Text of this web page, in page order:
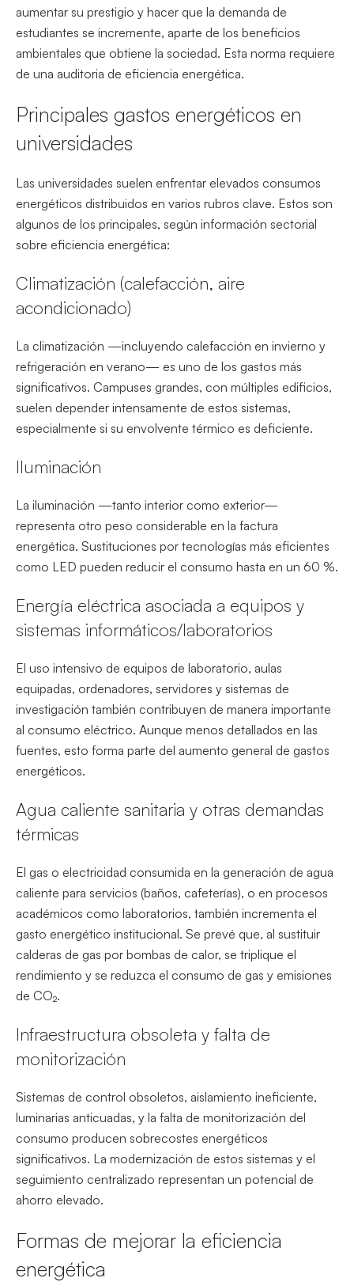
aumentar su prestigio y hacer que la demanda de
estudiantes se incremente, aparte de los beneficios
ambientales que obtiene la sociedad. Esta norma requiere
de una auditoria de eficiencia energética.
Principales gastos energéticos en
universidades
Las universidades suelen enfrentar elevados consumos
energéticos distribuidos en varios rubros clave. Estos son
algunos de los principales, según información sectorial
sobre eficiencia energética:
Climatización (calefacción, aire
acondicionado)
La climatización —incluyendo calefacción en invierno y
refrigeración en verano— es uno de los gastos más
significativos. Campuses grandes, con múltiples edificios,
suelen depender intensamente de estos sistemas,
especialmente si su envolvente térmico es deficiente.
Iluminación
La iluminación —tanto interior como exterior—
representa otro peso considerable en la factura
energética. Sustituciones por tecnologías más eficientes
como LED pueden reducir el consumo hasta en un 60 %.
Energía eléctrica asociada a equipos y
sistemas informáticos/laboratorios
El uso intensivo de equipos de laboratorio, aulas
equipadas, ordenadores, servidores y sistemas de
investigación también contribuyen de manera importante
al consumo eléctrico. Aunque menos detallados en las
fuentes, esto forma parte del aumento general de gastos
energéticos.
Agua caliente sanitaria y otras demandas
térmicas
El gas o electricidad consumida en la generación de agua
caliente para servicios (baños, cafeterías), o en procesos
académicos como laboratorios, también incrementa el
gasto energético institucional. Se prevé que, al sustituir
calderas de gas por bombas de calor, se triplique el
rendimiento y se reduzca el consumo de gas y emisiones
de CO₂.
Infraestructura obsoleta y falta de
monitorización
Sistemas de control obsoletos, aislamiento ineficiente,
luminarias anticuadas, y la falta de monitorización del
consumo producen sobrecostes energéticos
significativos. La modernización de estos sistemas y el
seguimiento centralizado representan un potencial de
ahorro elevado.
Formas de mejorar la eficiencia
energética